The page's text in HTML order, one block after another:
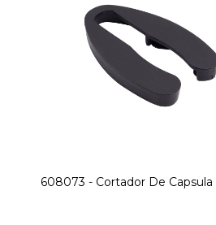
608073 - Cortador De Capsula